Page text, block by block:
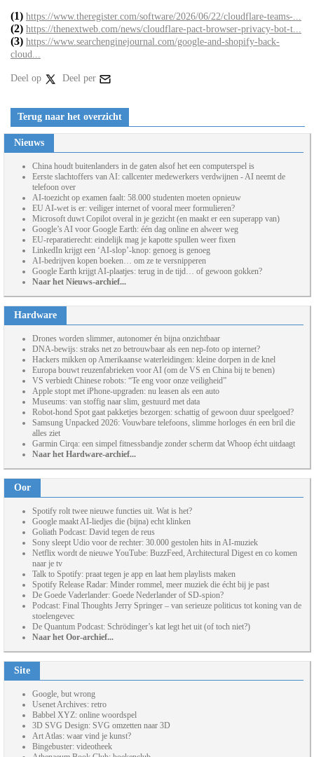
(1) https://www.theregister.com/software/2026/06/22/cloudflare-teams-...
(2) https://thenextweb.com/news/cloudflare-pact-browser-privacy-bot-t...
(3) https://www.searchenginejournal.com/google-and-shopify-back-
cloud...
Deel op Deel per
Terug naar het overzicht
Nieuws
China houdt buitenlanders in de gaten alsof het een computerspel is
Eerste slachtoffers van AI: callcenter medewerkers verdwijnen - AI neemt de
telefoon over
AI-toezicht op examen faalt: 58.000 studenten moeten opnieuw
EU AI-wet is er: veiliger internet of vooral meer formulieren?
Microsoft duwt Copilot overal in je gezicht (en maakt er een superapp van)
Google’s AI voor Google Earth: één dag online en alweer weg
EU-reparatierecht: eindelijk mag je kapotte spullen weer fixen
LinkedIn krijgt een ‘AI-slop’-knop: genoeg is genoeg
AI-bedrijven kopen boeken… om ze te versnipperen
Google Earth krijgt AI-plaatjes: terug in de tijd… of gewoon gokken?
Naar het Nieuws-archief...
Hardware
Drones worden slimmer, autonomer én bijna onzichtbaar
DNA-bewijs: straks net zo betrouwbaar als een nep-foto op internet?
Hackers mikken op Amerikaanse waterleidingen: kleine dorpen in de knel
Europa bouwt reuzenfabrieken voor AI (om de VS en China bij te benen)
VS verbiedt Chinese robots: “Te eng voor onze veiligheid”
Apple stopt met iPhone-upgraden: nu leasen als een auto
Museums: van stoffig naar slim, gestuurd met data
Robot-hond Spot gaat pakketjes bezorgen: schattig of gewoon duur speelgoed?
Samsung Unpacked 2026: Vouwbare telefoons, slimme horloges én een bril die
alles ziet
Garmin Cirqa: een simpel fitnessbandje zonder scherm dat Whoop écht uitdaagt
Naar het Hardware-archief...
Oor
Spotify rolt twee nieuwe functies uit. Wat is het?
Google maakt AI-liedjes die (bijna) echt klinken
Goliath Podcast: David tegen de reus
Sony sleept Udio voor de rechter: 30.000 gestolen hits in AI-muziek
Netflix wordt de nieuwe YouTube: BuzzFeed, Architectural Digest en co komen
naar je tv
Talk to Spotify: praat tegen je app en laat hem playlists maken
Spotify Release Radar: Minder rommel, meer muziek die écht bij je past
De Goede Vaderlander: Goede Nederlander of SD-spion?
Podcast: Final Thoughts Jerry Springer – van serieuze politicus tot koning van de
stoelengevec
De Quantum Podcast: Schrödinger’s kat legt het uit (of toch niet?)
Naar het Oor-archief...
Site
Google, but wrong
Usenet Archives: retro
Babbel XYZ: online woordspel
3D SVG Design: SVG omzetten naar 3D
Art Atlas: waar vind je kunst?
Bingebuster: videotheek